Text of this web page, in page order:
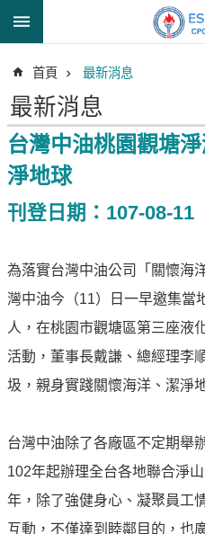
跳到主要內容區塊
階
搜
尋
明
油
誠
信
治
理
信
油
品
牌
首頁 最新消息
最新消息
台灣中油桃園觀塘
淨地球
刊登日期：107-08-11
為落實台灣中油公司「關懷海
灣中油今（11）日一早邀集當
人，在桃園市觀塘區第三座液
活動，董事長戴謙、總經理李
圾，親身實踐關懷海洋、潔淨
台灣中油除了各廠區不定期舉
102年起辦理全台各地聯合淨
年，除了強健身心、凝聚員工
互動，不僅達到睦鄰目的，也